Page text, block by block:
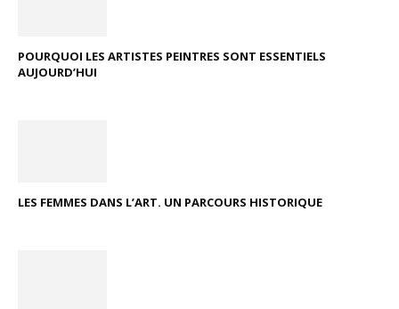
POURQUOI LES ARTISTES PEINTRES SONT ESSENTIELS
AUJOURD’HUI
LES FEMMES DANS L’ART. UN PARCOURS HISTORIQUE